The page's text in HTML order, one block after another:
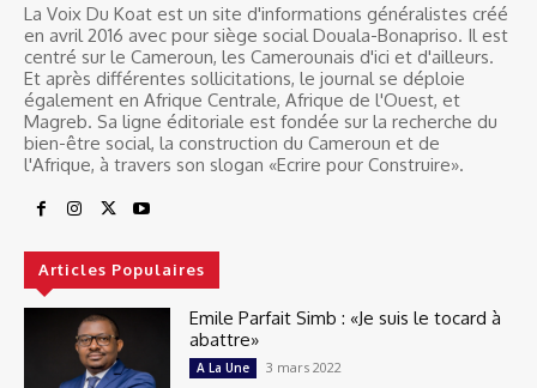
La Voix Du Koat est un site d'informations généralistes créé
en avril 2016 avec pour siège social Douala-Bonapriso. Il est
centré sur le Cameroun, les Camerounais d'ici et d'ailleurs.
Et après différentes sollicitations, le journal se déploie
également en Afrique Centrale, Afrique de l'Ouest, et
Magreb. Sa ligne éditoriale est fondée sur la recherche du
bien-être social, la construction du Cameroun et de
l'Afrique, à travers son slogan «Ecrire pour Construire».
Articles Populaires
Emile Parfait Simb : «Je suis le tocard à
abattre»
A La Une 3 mars 2022